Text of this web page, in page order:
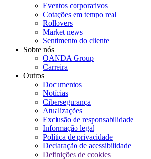
Eventos corporativos
Cotações em tempo real
Rollovers
Market news
Sentimento do cliente
Sobre nós
OANDA Group
Carreira
Outros
Documentos
Notícias
Cibersegurança
Atualizações
Exclusão de responsabilidade
Informação legal
Política de privacidade
Declaração de acessibilidade
Definições de cookies